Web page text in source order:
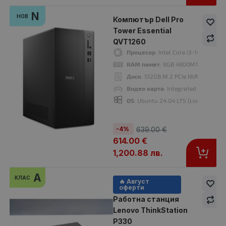
260.00 €229.00 €
Процесор
: Intel Core i5, 9500T 2200MHz 9MB
OS
: Без операционна система. Добавете Windows 11 от опциите.
НОВ N
Компютър Dell Pro
Tower Essential
QVT1260
Процесор: Intel Core i3-14100 3.50
RAM памет: 8GB 4800MT/s (1x8GB)
Диск: 512GB M.2 PCIe NVMe SSD
Видео карта: Integrated Intel UHD
OS: Ubuntu 24.04 LTS (Long Term
-4% 639.00 €
614.00 €
1,200.88 лв.
КЛАС A
🔥 Август
оферти
Работна станция
Lenovo ThinkStation
P330